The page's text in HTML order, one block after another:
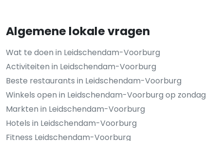
Algemene lokale vragen
Wat te doen in Leidschendam-Voorburg
Activiteiten in Leidschendam-Voorburg
Beste restaurants in Leidschendam-Voorburg
Winkels open in Leidschendam-Voorburg op zondag
Markten in Leidschendam-Voorburg
Hotels in Leidschendam-Voorburg
Fitness Leidschendam-Voorburg